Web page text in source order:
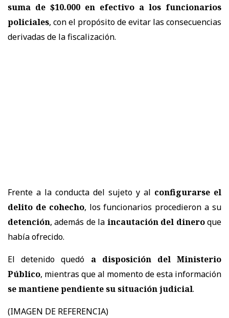
suma de $10.000 en efectivo a los funcionarios
policiales, con el propósito de evitar las consecuencias
derivadas de la fiscalización.
Frente a la conducta del sujeto y al configurarse el
delito de cohecho, los funcionarios procedieron a su
detención, además de la incautación del dineroque
había ofrecido.
El detenido quedó a disposición del Ministerio
Público, mientras que al momento de esta información
se mantiene pendiente su situación judicial.
(IMAGEN DE REFERENCIA)